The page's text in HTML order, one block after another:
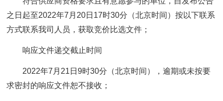
之日起至2022年7月20日17时30分（北京时间）按以下联系
方式联系我司人员，获取竞价比选文件；
响应文件递交截止时间
2022年7月21日9时30分（北京时间），逾期或未按要
求密封的响应文件恕不接收；